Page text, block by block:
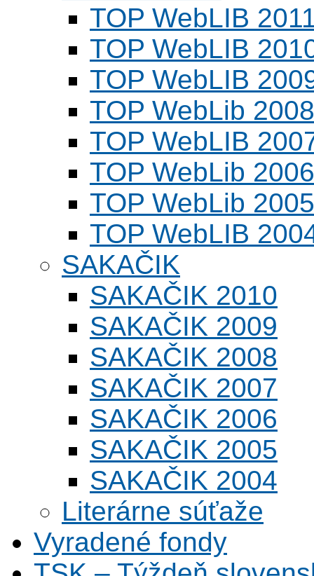
TOP WebLIB
TOP WebLIB
TOP WebLIB
TOP WebLib 2008
TOP WebLIB
TOP WebLib 2006
TOP WebLib 2005
TOP WebLIB
SAKAČIK
SAKAČIK 2010
SAKAČIK 2009
SAKAČIK 2008
SAKAČIK 2007
SAKAČIK 2006
SAKAČIK 2005
SAKAČIK 2004
Literárne súťaže
Vyradené fondy